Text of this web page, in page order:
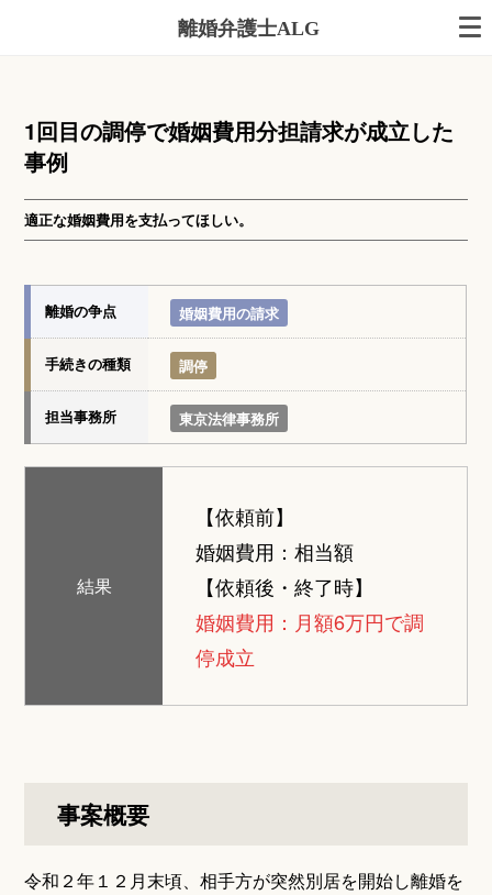
離婚弁護士ALG
1回目の調停で婚姻費用分担請求が成立した
事例
適正な婚姻費用を支払ってほしい。
離婚の争点 婚姻費用の請求
手続きの種類 調停
担当事務所 東京法律事務所
結果
【依頼前】
婚姻費用：相当額
【依頼後・終了時】
婚姻費用：月額6万円で調
停成立
事案概要
令和２年１２月末頃、相手方が突然別居を開始し離婚を